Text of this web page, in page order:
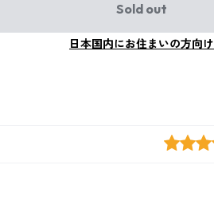
Sold out
日本国内にお住まいの方向け